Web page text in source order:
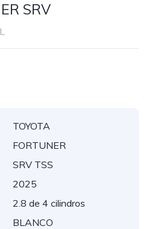
SRV
TOYOTA
FORTUNER
SRV TSS
2025
2.8 de 4 cilindros
BLANCO